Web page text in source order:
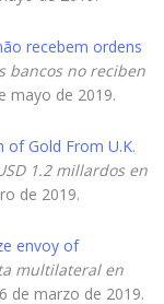
recebem ordens
bancos no reciben
mayo de 2019.
of Gold From U.K.
1.2 millardos en
de 2019.
envoy of
multilateral en
de marzo de 2019.